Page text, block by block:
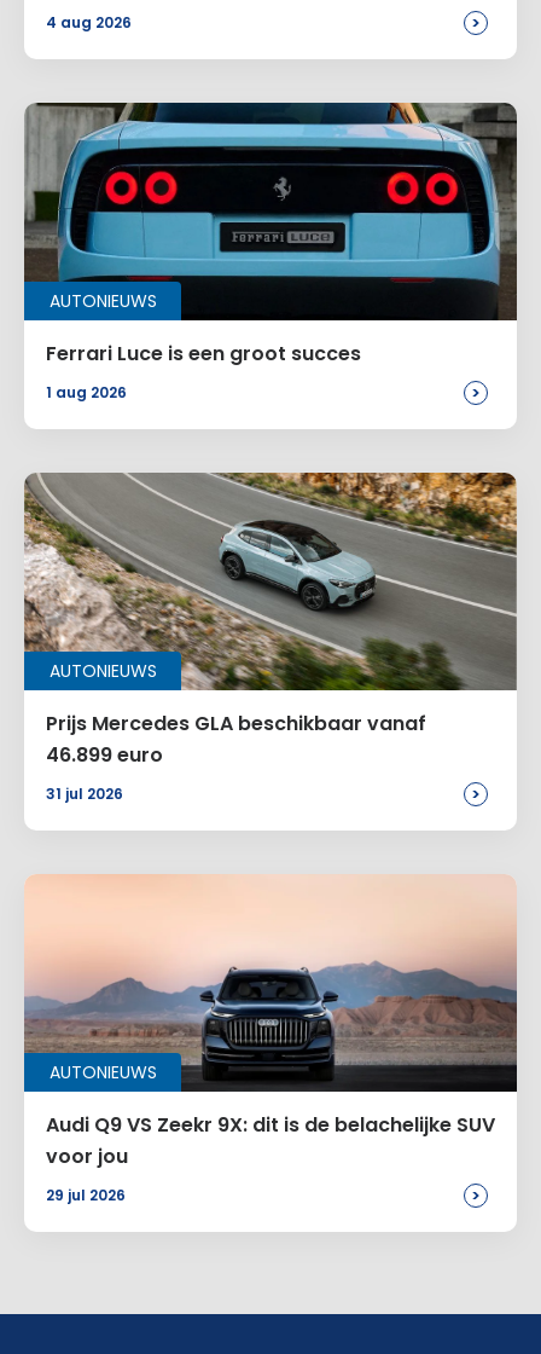
4 aug 2026 >
AUTONIEUWS
Ferrari Luce is een groot succes
1 aug 2026 >
AUTONIEUWS
Prijs Mercedes GLA beschikbaar vanaf
46.899 euro
31 jul 2026 >
AUTONIEUWS
Audi Q9 VS Zeekr 9X: dit is de belachelijke SUV
voor jou
29 jul 2026 >